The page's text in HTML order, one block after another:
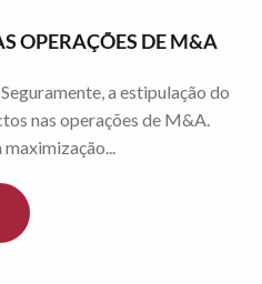
OPERAÇÕES DE M&A
a estipulação do
nas operações de M&A.